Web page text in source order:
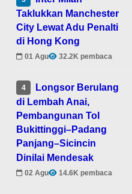
Taklukkan Manchester
City Lewat Adu Penalti
di Hong Kong
01 Agu 32.2K pembaca
4
Longsor Berulang
di Lembah Anai,
Pembangunan Tol
Bukittinggi–Padang
Panjang–Sicincin
Dinilai Mendesak
02 Agu 14.6K pembaca